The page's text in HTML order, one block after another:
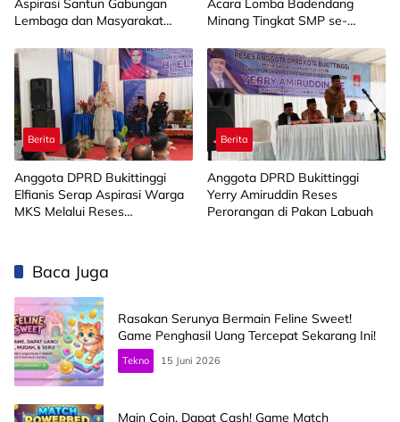
Aspirasi Santun Gabungan
Lembaga dan Masyarakat
Acara Lomba Badendang
Minang Tingkat SMP se-
Berita
Anggota DPRD Bukittinggi
Elfianis Serap Aspirasi Warga
MKS Melalui Reses
Berita
Anggota DPRD Bukittinggi
Yerry Amiruddin Reses
Perorangan di Pakan Labuah
Baca Juga
Rasakan Serunya Bermain Feline Sweet!
Game Penghasil Uang Tercepat Sekarang Ini!
Tekno 15 Juni 2026
Main Coin, Dapat Cash! Game Match